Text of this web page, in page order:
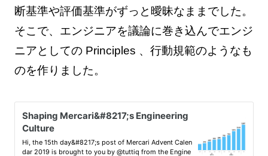
断基準や評価基準がずっと曖昧なままでした。
そこで、エンジニアを議論に巻き込んでエンジ
ニアとしての Principles 、行動規範のようなも
のを作りました。